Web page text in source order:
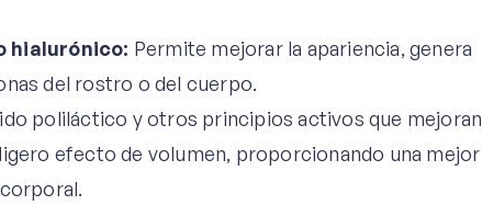
hialurónico: Permite mejorar la apariencia, genera
del rostro o del cuerpo.
poliláctico y otros principios activos que mejoran
efecto de volumen, proporcionando una mejor